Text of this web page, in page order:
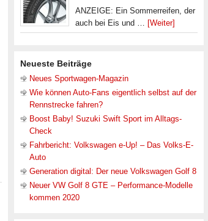
ANZEIGE: Ein Sommerreifen, der
auch bei Eis und … [Weiter]
Neueste Beiträge
Neues Sportwagen-Magazin
Wie können Auto-Fans eigentlich selbst auf der
Rennstrecke fahren?
Boost Baby! Suzuki Swift Sport im Alltags-
Check
Fahrbericht: Volkswagen e-Up! – Das Volks-E-
Auto
Generation digital: Der neue Volkswagen Golf 8
Neuer VW Golf 8 GTE – Performance-Modelle
kommen 2020